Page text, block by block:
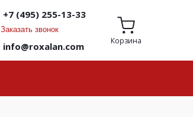
+7 (495) 255-13-33
Заказать звонок
info@roxalan.com Корзина